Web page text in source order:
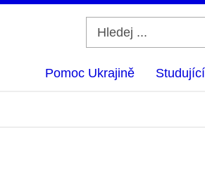
Pomoc Ukrajině Studující